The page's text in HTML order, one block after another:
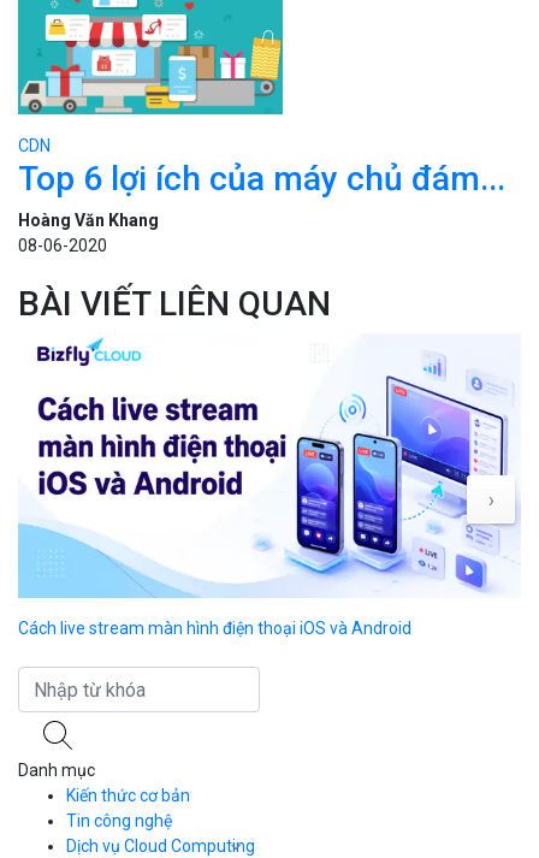
CDN
Top 6 lợi ích của máy chủ đám...
Hoàng Văn Khang
08-06-2020
BÀI VIẾT LIÊN QUAN
Cách live stream màn hình điện thoại iOS và Android
›
Danh mục
Kiến thức cơ bản
Tin công nghệ
Dịch vụ Cloud Computing